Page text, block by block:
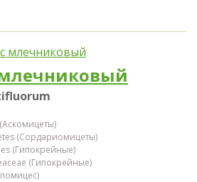
(Сордариомицеты)
(Гипокрейные)
(Гипокрейные)